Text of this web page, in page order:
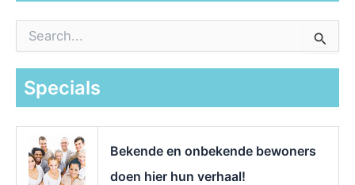
a
Specials
Bekende en onbekende bewoners
doen hier hun verhaal!